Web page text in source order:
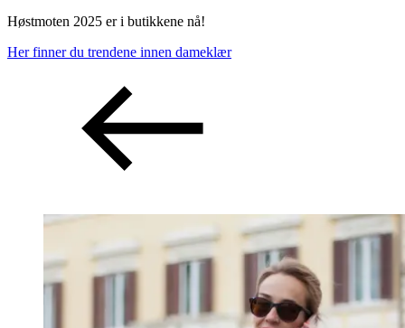
Høstmoten 2025 er i butikkene nå!
Her finner du trendene innen dameklær